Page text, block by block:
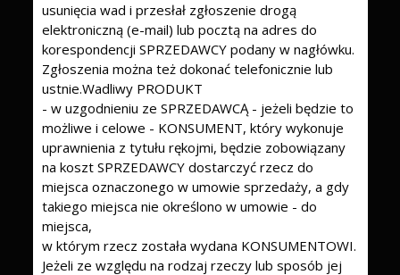
usunięcia wad i przesłał zgłoszenie drogą
elektroniczną (e-mail) lub pocztą na adres do
korespondencji SPRZEDAWCY podany w nagłówku.
Zgłoszenia można też dokonać telefonicznie lub
ustnie.Wadliwy PRODUKT
- w uzgodnieniu ze SPRZEDAWCĄ - jeżeli będzie to
możliwe i celowe - KONSUMENT, który wykonuje
uprawnienia z tytułu rękojmi, będzie zobowiązany
na koszt SPRZEDAWCY dostarczyć rzecz do
miejsca oznaczonego w umowie sprzedaży, a gdy
takiego miejsca nie określono w umowie - do
miejsca,
w którym rzecz została wydana KONSUMENTOWI.
Jeżeli ze względu na rodzaj rzeczy lub sposób jej